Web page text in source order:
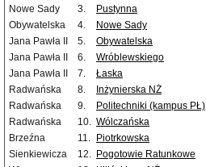
Nowe Sady
3.
Pustynna
Obywatelska
4. Nowe Sady
Jana Pawła II
5. Obywatelska
Jana Pawła II
6. Wróblewskiego
Jana Pawła II
7. Łaska
Radwańska
8.
Inżynierska NŻ
Radwańska
9. Politechniki (kampus PŁ)
Radwańska
10. Wólczańska
Brzeźna
11. Piotrkowska
Sienkiewicza
12. Pogotowie Ratunkowe